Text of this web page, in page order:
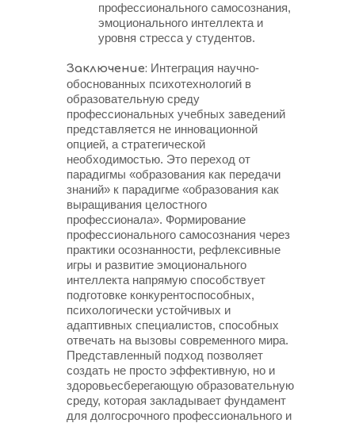
профессионального самосознания,
эмоционального интеллекта и
уровня стресса у студентов.
Заключение: Интеграция научно-
обоснованных психотехнологий в
образовательную среду
профессиональных учебных заведений
представляется не инновационной
опцией, а стратегической
необходимостью. Это переход от
парадигмы «образования как передачи
знаний» к парадигме «образования как
выращивания целостного
профессионала». Формирование
профессионального самосознания через
практики осознанности, рефлексивные
игры и развитие эмоционального
интеллекта напрямую способствует
подготовке конкурентоспособных,
психологически устойчивых и
адаптивных специалистов, способных
отвечать на вызовы современного мира.
Представленный подход позволяет
создать не просто эффективную, но и
здоровьесберегающую образовательную
среду, которая закладывает фундамент
для долгосрочного профессионального и